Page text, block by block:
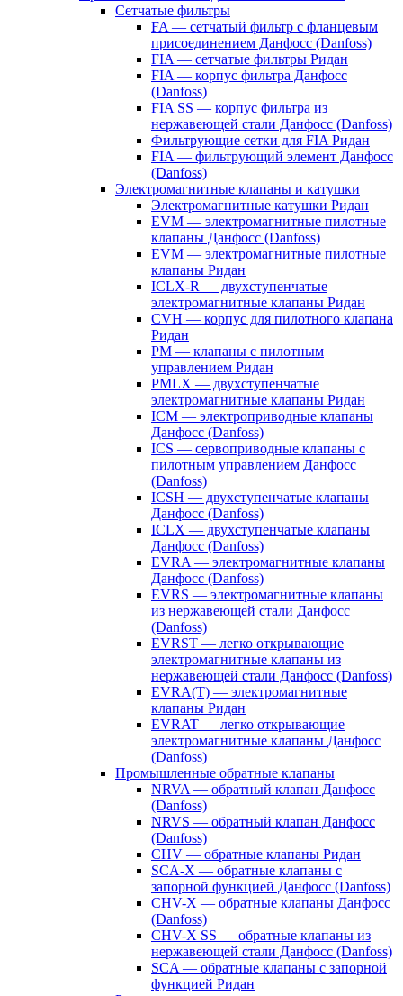
Сетчатые фильтры
FA — сетчатый фильтр с фланцевым
присоединением Данфосс (Danfoss)
FIA — сетчатые фильтры Ридан
FIA — корпус фильтра Данфосс
(Danfoss)
FIA SS — корпус фильтра из
нержавеющей стали Данфосс (Danfoss)
Фильтрующие сетки для FIA Ридан
FIA — фильтрующий элемент Данфосс
(Danfoss)
Электромагнитные клапаны и катушки
Электромагнитные катушки Ридан
EVM — электромагнитные пилотные
клапаны Данфосс (Danfoss)
EVM — электромагнитные пилотные
клапаны Ридан
ICLX-R — двухступенчатые
электромагнитные клапаны Ридан
CVH — корпус для пилотного клапана
Ридан
PM — клапаны с пилотным
управлением Ридан
PMLX — двухступенчатые
электромагнитные клапаны Ридан
ICM — электроприводные клапаны
Данфосс (Danfoss)
ICS — сервоприводные клапаны с
пилотным управлением Данфосс
(Danfoss)
ICSH — двухступенчатые клапаны
Данфосс (Danfoss)
ICLX — двухступенчатые клапаны
Данфосс (Danfoss)
EVRA — электромагнитные клапаны
Данфосс (Danfoss)
EVRS — электромагнитные клапаны
из нержавеющей стали Данфосс
(Danfoss)
EVRST — легко открывающие
электромагнитные клапаны из
нержавеющей стали Данфосс (Danfoss)
EVRA(T) — электромагнитные
клапаны Ридан
EVRAT — легко открывающие
электромагнитные клапаны Данфосс
(Danfoss)
Промышленные обратные клапаны
NRVA — обратный клапан Данфосс
(Danfoss)
NRVS — обратный клапан Данфосс
(Danfoss)
CHV — обратные клапаны Ридан
SCA-X — обратные клапаны с
запорной функцией Данфосс (Danfoss)
CHV-X — обратные клапаны Данфосс
(Danfoss)
CHV-X SS — обратные клапаны из
нержавеющей стали Данфосс (Danfoss)
SCA — обратные клапаны с запорной
функцией Ридан